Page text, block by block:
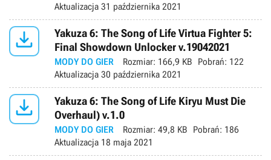
Aktualizacja 31 października 2021

Yakuza 6: The Song of Life Virtua Fighter 5:
Final Showdown Unlocker v.19042021
MODY DO GIER Rozmiar: 166,9 KB Pobrań: 122
Aktualizacja 30 października 2021

Yakuza 6: The Song of Life Kiryu Must Die
Overhaul) v.1.0
MODY DO GIER Rozmiar: 49,8 KB Pobrań: 186
Aktualizacja 18 maja 2021